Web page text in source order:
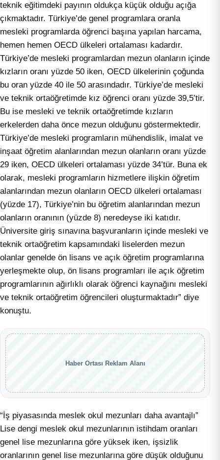
teknik eğitimdeki payının oldukça küçük olduğu açığa
çıkmaktadır. Türkiye’de genel programlara oranla
mesleki programlarda öğrenci başına yapılan harcama,
hemen hemen OECD ülkeleri ortalaması kadardır.
Türkiye’de mesleki programlardan mezun olanların içinde
kızların oranı yüzde 50 iken, OECD ülkelerinin çoğunda
bu oran yüzde 40 ile 50 arasındadır. Türkiye’de mesleki
ve teknik ortaöğretimde kız öğrenci oranı yüzde 39,5’tir.
Bu ise mesleki ve teknik ortaöğretimde kızların
erkelerden daha önce mezun olduğunu göstermektedir.
Türkiye’de mesleki programların mühendislik, imalat ve
inşaat öğretim alanlarından mezun olanların oranı yüzde
29 iken, OECD ülkeleri ortalaması yüzde 34’tür. Buna ek
olarak, mesleki programların hizmetlere ilişkin öğretim
alanlarından mezun olanların OECD ülkeleri ortalaması
(yüzde 17), Türkiye’nin bu öğretim alanlarından mezun
olanların oranının (yüzde 8) neredeyse iki katıdır.
Üniversite giriş sınavına başvuranların içinde mesleki ve
teknik ortaöğretim kapsamındaki liselerden mezun
olanlar genelde ön lisans ve açık öğretim programlarına
yerleşmekte olup, ön lisans programları ile açık öğretim
programlarının ağırlıklı olarak öğrenci kaynağını mesleki
ve teknik ortaöğretim öğrencileri oluşturmaktadır” diye
konuştu.
Haber Ortası Reklam Alanı
“İş piyasasında meslek okul mezunları daha avantajlı”
Lise dengi meslek okul mezunlarının istihdam oranları
genel lise mezunlarına göre yüksek iken, işsizlik
oranlarının genel lise mezunlarına göre düşük olduğunu